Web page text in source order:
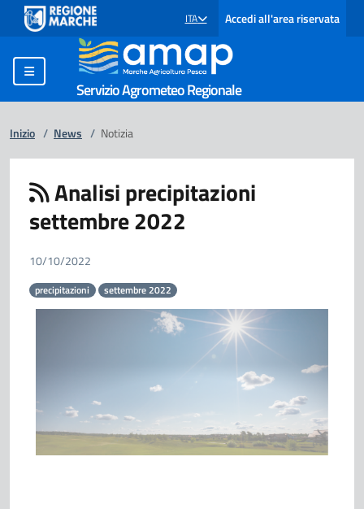
SELEZIONE LINGUA: LINGUA SELEZIONATA
ITA Accedi all'area riservata
Servizio Agrometeo Regionale
Inizio / News / Notizia
Analisi precipitazioni
settembre 2022
10/10/2022
precipitazioni settembre 2022